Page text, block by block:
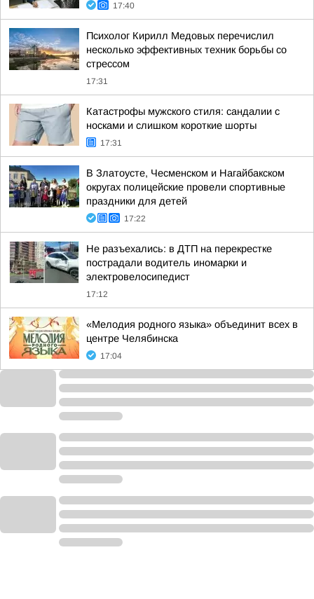
17:40
Психолог Кирилл Медовых перечислил
несколько эффективных техник борьбы со
стрессом
17:31
Катастрофы мужского стиля: сандалии с
носками и слишком короткие шорты
17:31
В Златоусте, Чесменском и Нагайбакском
округах полицейские провели спортивные
праздники для детей
17:22
Не разъехались: в ДТП на перекрестке
пострадали водитель иномарки и
электровелосипедист
17:12
«Мелодия родного языка» объединит всех в
центре Челябинска
17:04